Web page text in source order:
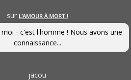
sur L’AMOUR À MORT !
moi - c'est l'homme ! Nous avons une
connaissance...
jacou